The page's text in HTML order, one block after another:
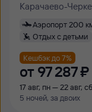
Карачаево-
Аэропорт 200
Отдых с детьми
Кешбэк до 7%
от 97 ⁠287 ⁠₽
17 авг, пн — 22 авг, сб
5 ночей, за двоих